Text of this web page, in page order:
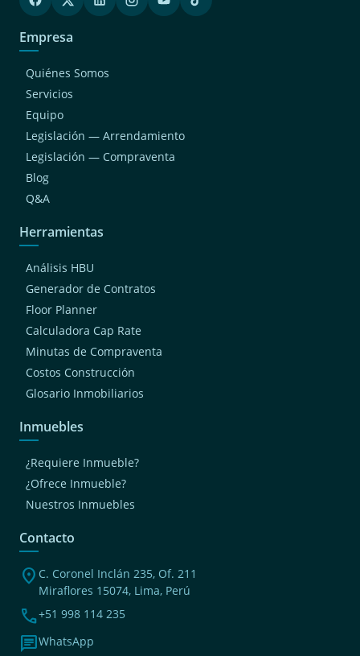
Empresa
Quiénes Somos
Servicios
Equipo
Legislación — Arrendamiento
Legislación — Compraventa
Blog
Q&A
Herramientas
Análisis HBU
Generador de Contratos
Floor Planner
Calculadora Cap Rate
Minutas de Compraventa
Costos Construcción
Glosario Inmobiliarios
Inmuebles
¿Requiere Inmueble?
¿Ofrece Inmueble?
Nuestros Inmuebles
Contacto
location_on C. Coronel Inclán 235, Of. 211
Miraflores 15074, Lima, Perú
phone+51 998 114 235
chatWhatsApp